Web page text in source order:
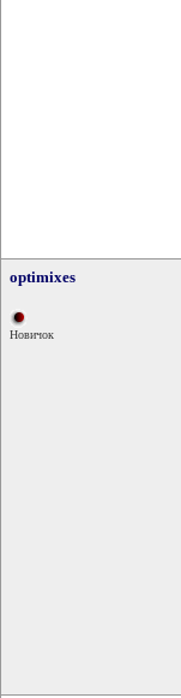
optimixes
Новичок